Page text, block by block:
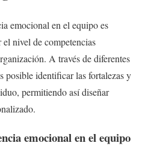
emocional en el equipo es
nivel de competencias
A través de diferentes
posible identificar las fortalezas y
permitiendo así diseñar
emocional en el equipo